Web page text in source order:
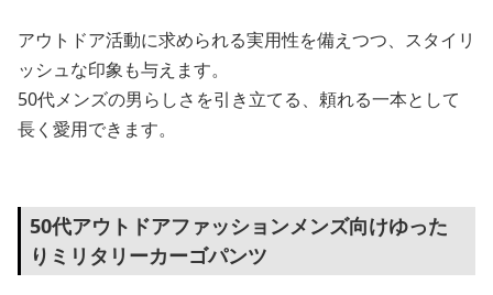
アウトドア活動に求められる実用性を備えつつ、スタイリ
ッシュな印象も与えます。
50代メンズの男らしさを引き立てる、頼れる一本として
長く愛用できます。
50代アウトドアファッションメンズ向けゆった
りミリタリーカーゴパンツ